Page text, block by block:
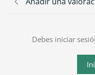
Debes iniciar